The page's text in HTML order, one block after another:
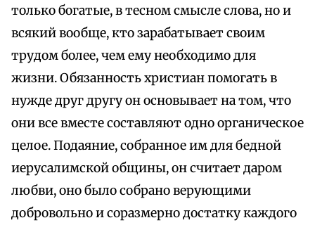
только богатые, в тесном смысле слова, но и
всякий вообще, кто зарабатывает своим
трудом более, чем ему необходимо для
жизни. Обязанность христиан помогать в
нужде друг другу он основывает на том, что
они все вместе составляют одно органическое
целое. Подаяние, собранное им для бедной
иерусалимской общины, он считает даром
любви, оно было собрано верующими
добровольно и соразмерно достатку каждого